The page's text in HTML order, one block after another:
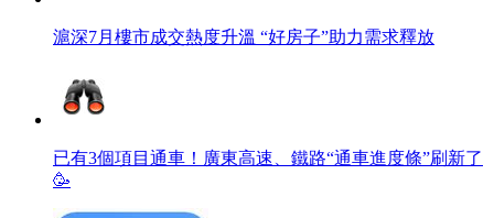
滬深7月樓市成交熱度升溫 “好房子”助力需求釋放
已有3個項目通車！廣東高速、鐵路“通車進度條”刷新了
🥳